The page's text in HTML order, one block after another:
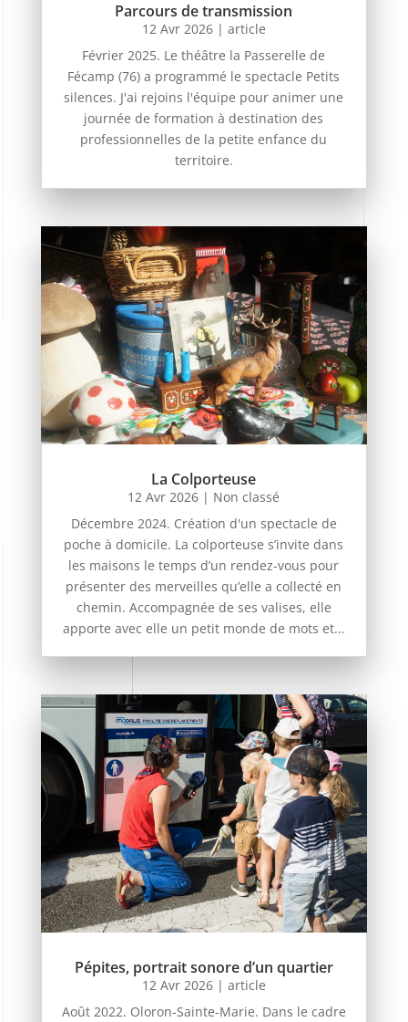
Parcours de transmission
12 Avr 2026| article
Février 2025. Le théâtre la Passerelle de
Fécamp (76) a programmé le spectacle Petits
silences. J'ai rejoins l'équipe pour animer une
journée de formation à destination des
professionnelles de la petite enfance du
territoire.
La Colporteuse
12 Avr 2026 | Non classé
Décembre 2024. Création d'un spectacle de
poche à domicile. La colporteuse s’invite dans
les maisons le temps d’un rendez-vous pour
présenter des merveilles qu’elle a collecté en
chemin. Accompagnée de ses valises, elle
apporte avec elle un petit monde de mots et...
Pépites, portrait sonore d’un quartier
12 Avr 2026| article
Août 2022. Oloron-Sainte-Marie. Dans le cadre